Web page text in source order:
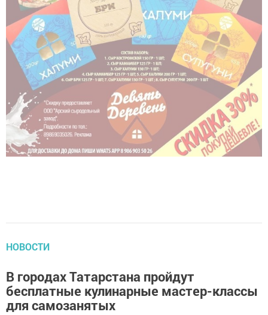
НОВОСТИ
В городах Татарстана пройдут
бесплатные кулинарные мастер-классы
для самозанятых